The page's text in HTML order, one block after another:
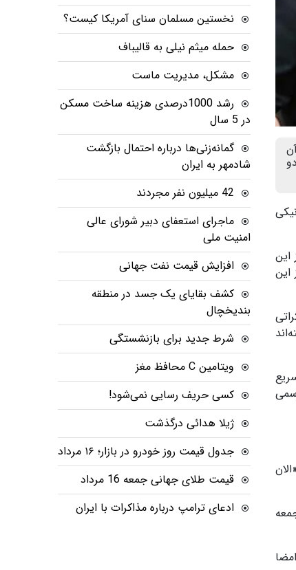
این
این
نخستین مسلمان سنای آمریکا کیست؟
حمله میثم نیلی به قالیباف
مشکل، مدیریت ماست
رشد 1000درصدی هزینه ساخت مسکن
در 5 سال
گمانه‌زنی‌ها درباره احتمال بازگشت
شادمهر به ایران
42 میلیون نفر مجردند
ماجرای استعفای دبیر شورای عالی
امنیت ملی
افزایش قیمت نفت جهانی
کشف بقایای یک جسد در منطقه
بندیخچال
شرط جدید برای بازنشستگی
ویتامین C محافظ مغز
کسی حریف رسایی نمی‌شود!
ژیلا هدائی درگذشت
جدول قیمت روز خودرو در بازار؛ ۱۶ مرداد
قیمت طلای جهانی جمعه 16 مرداد
ادعای ترامپ درباره مذاکرات با ایران